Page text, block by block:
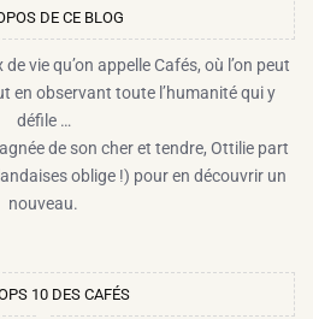
DE CE BLOG​
vie qu’on appelle Cafés, où l’on peut
en observant toute l’humanité qui y
défile …
de son cher et tendre, Ottilie part
oblige !) pour en découvrir un
nouveau.
10 DES CAFÉS